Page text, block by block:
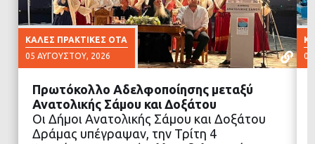
ΚΑΛΈΣ ΠΡΑΚΤΙΚΈΣ ΟΤΑ
05 ΑΥΓΟΎΣΤΟΥ, 2026
ΔΙΑΒΑΣΤΕ ΠΕΡΙΣΣΟΤΕΡΑ
Πρωτόκολλο Αδελφοποίησης μεταξύ
Ανατολικής Σάμου και Δοξάτου
Οι Δήμοι Ανατολικής Σάμου και Δοξάτου
Δράμας υπέγραψαν, την Τρίτη 4